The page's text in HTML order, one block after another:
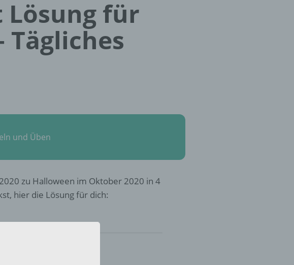
Lösung für
Tägliches
und Üben
zu Halloween im Oktober 2020 in 4
hier die Lösung für dich: